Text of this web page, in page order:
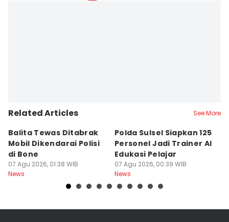
Related Articles See More
Balita Tewas Ditabrak
Mobil Dikendarai Polisi
di Bone
07 Agu 2026, 01:38 WIB
News
Polda Sulsel Siapkan 125
Personel Jadi Trainer AI
Edukasi Pelajar
07 Agu 2026, 00:39 WIB
News